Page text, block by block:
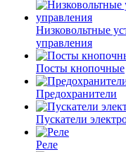
Низковольтные
управления
Посты кнопочные
Предохранители
Пускатели
Реле